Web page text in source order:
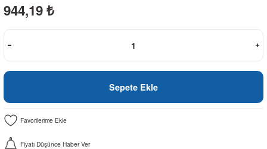
944,19 ₺
Sepete Ekle
Fiyatı Düşünce Haber Ver